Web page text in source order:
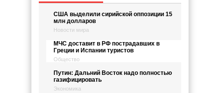
США выделили сирийской оппозиции 15
млн долларов
Новости мира
МЧС доставит в РФ пострадавших в
Греции и Испании туристов
Общество
Путин: Дальний Восток надо полностью
газифицировать
Экономика